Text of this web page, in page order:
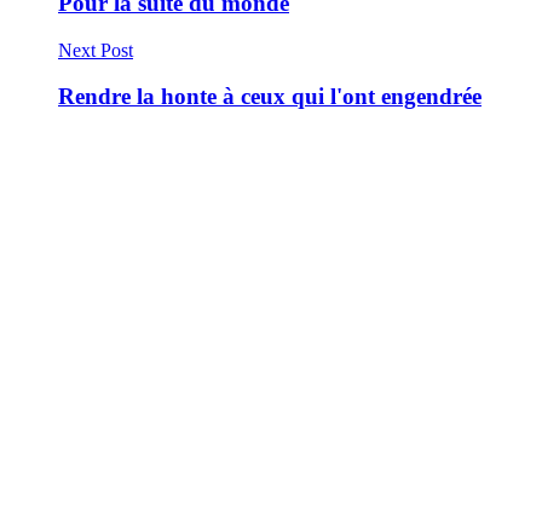
Next Post
Rendre la honte à ceux qui l'ont engendrée